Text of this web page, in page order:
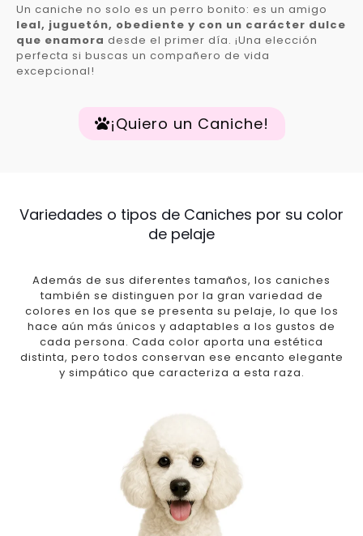
Un caniche no solo es un perro bonito: es un amigo
leal, juguetón, obediente y con un carácter dulce
que enamora desde el primer día. ¡Una elección
perfecta si buscas un compañero de vida
excepcional!
¡Quiero un Caniche!
Variedades o tipos de Caniches por su color
de pelaje
Además de sus diferentes tamaños, los caniches
también se distinguen por la gran variedad de
colores en los que se presenta su pelaje, lo que los
hace aún más únicos y adaptables a los gustos de
cada persona. Cada color aporta una estética
distinta, pero todos conservan ese encanto elegante
y simpático que caracteriza a esta raza.